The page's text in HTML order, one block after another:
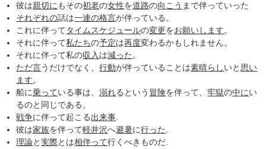
彼は親切に もその初老の女性を道路の向こう まで伴っていった
それぞれの話は一連の格言が伴っている。
これに伴ってタイムスケジュールの変更をお願いします。
それに伴って私たちの予定は再度変わるかもしれません。
それに伴って私の収入 は減った 。
ただ言うだけでなく、行動が伴っていることは素晴らしいと 思い
ます。
船に乗っている事は、溺れるという 冒険を伴って、牢獄の中にい
るのと同じである。
戦争に伴って起こる出来事
彼は家族を伴って軽井沢へ避暑に行った
理論と実際とは相伴って行くべきものだ.